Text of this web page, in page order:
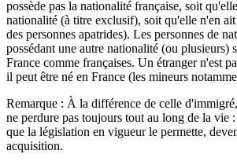
possède pas la nationalité française, soit
nationalité (à titre exclusif), soit qu'elle n'en ait
des personnes apatrides). Les personnes de
possédant une autre nationalité (ou plusieurs)
France comme françaises. Un étranger n'est
il peut être né en France (les mineurs
Remarque : À la différence de celle
ne perdure pas toujours tout au long de la vie
que la législation en vigueur le permette,
acquisition.